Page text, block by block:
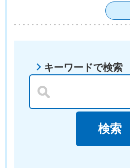
キーワードで検索